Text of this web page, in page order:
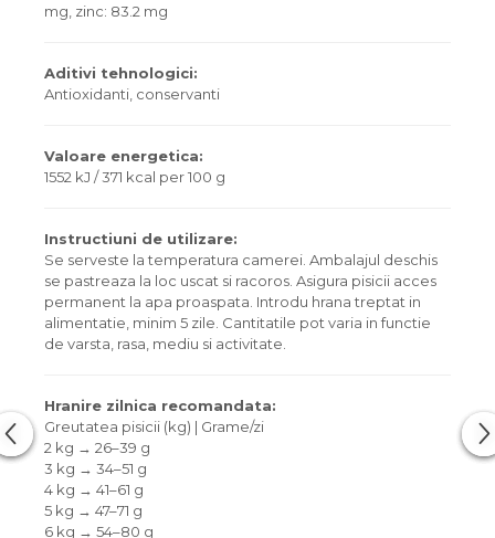
mg, zinc: 83.2 mg
Aditivi tehnologici:
Antioxidanti, conservanti
Valoare energetica:
1552 kJ / 371 kcal per 100 g
Instructiuni de utilizare:
Se serveste la temperatura camerei. Ambalajul deschis
se pastreaza la loc uscat si racoros. Asigura pisicii acces
permanent la apa proaspata. Introdu hrana treptat in
alimentatie, minim 5 zile. Cantitatile pot varia in functie
de varsta, rasa, mediu si activitate.
Hranire zilnica recomandata:
Greutatea pisicii (kg) | Grame/zi
2 kg → 26–39 g
3 kg → 34–51 g
4 kg → 41–61 g
5 kg → 47–71 g
6 kg → 54–80 g